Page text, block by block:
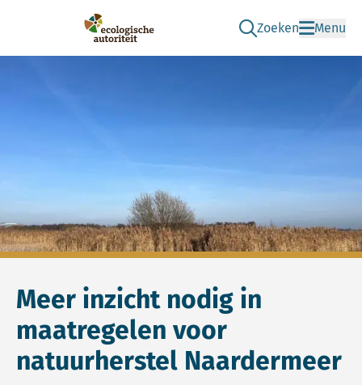
Ecologische Autoriteit
Zoeken
Ga naar de zoek
Menu
Meer inzicht nodig in
maatregelen voor
natuurherstel Naardermeer